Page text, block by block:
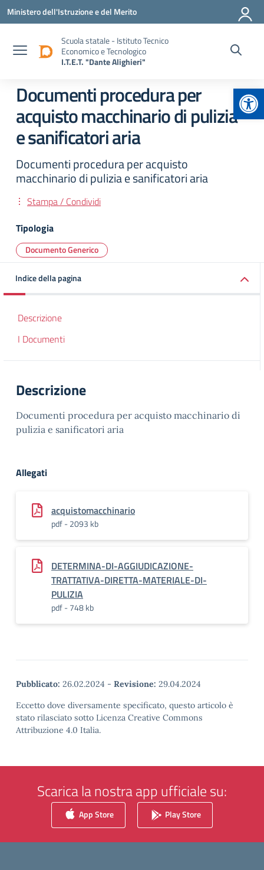
Vai ai contenuti
Vai al menu di navigazione
Vai al footer
Ministero dell'Istruzione e del Merito
Scuola statale - Istituto Tecnico
Economico e Tecnologico
I.T.E.T. "Dante Alighieri"
Documenti procedura per
acquisto macchinario di pulizia
e sanificatori aria
Documenti procedura per acquisto
macchinario di pulizia e sanificatori aria
Stampa / Condividi
Tipologia
Documento Generico
Indice della pagina
Descrizione
I Documenti
Descrizione
Documenti procedura per acquisto macchinario di
pulizia e sanificatori aria
Allegati
acquistomacchinario
pdf - 2093 kb
DETERMINA-DI-AGGIUDICAZIONE-
TRATTATIVA-DIRETTA-MATERIALE-DI-
PULIZIA
pdf - 748 kb
Pubblicato: 26.02.2024 - Revisione: 29.04.2024
Eccetto dove diversamente specificato, questo articolo è
stato rilasciato sotto Licenza Creative Commons
Attribuzione 4.0 Italia.
Scarica la nostra app ufficiale su:
App Store Play Store